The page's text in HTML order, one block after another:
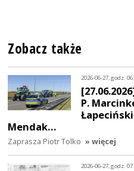
Zobacz także
2026-06-27, godz.
P.
Mendak…
Zaprasza Piotr Tolko » więcej
2026-06-27, godz.